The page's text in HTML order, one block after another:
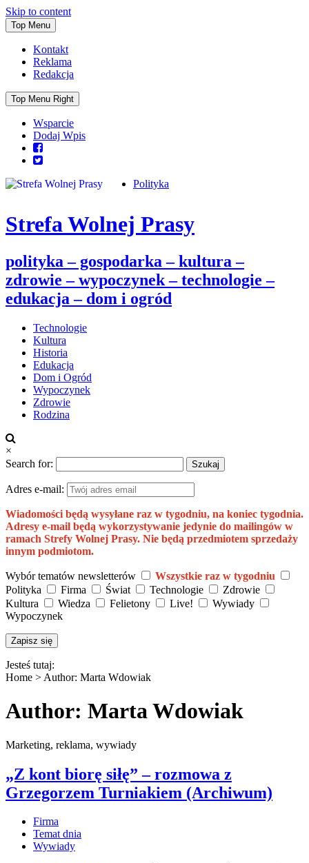
Skip to content
Top Menu
Kontakt
Reklama
Redakcja
Top Menu Right
Wsparcie
Dodaj Wpis
Strefa Wolnej Prasy
polityka – gospodarka – kultura –
zdrowie – wypoczynek – technologie –
edukacja – dom i ogród
Polityka
Technologie
Kultura
Historia
Edukacja
Dom i Ogród
Wypoczynek
Zdrowie
Rodzina
×
Search for:
Adres e-mail:
Wiadomości będą wysyłane raz w tygodniu, na koniec tygodnia.
Adresy e-mail będą wykorzystywanie jedynie do mailingów w
ramach Strefy Wolnej Prasy. Nie będą przedmiotem sprzedaży
innym podmiotom.
Wybór tematów newsletterów
Wszystkie raz w tygodniu
Polityka
Firma Świat Technologie
Zdrowie
Kultura
Wiedza Felietony Live!
Wywiady
Wypoczynek
Jesteś tutaj:
Home > Author: Marta Wdowiak
Author: Marta Wdowiak
Marketing, reklama, wywiady
„Z kont biorę siłę” – rozmowa z
Grzegorzem Turniakiem (Archiwum)
Firma
Temat dnia
Wywiady